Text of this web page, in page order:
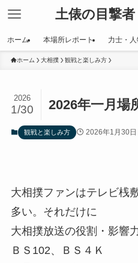
土俵の目撃者
ホーム 本場所レポート 力士・
ホーム 大相撲 観戦と楽しみ方
2026年一月場
2026
1/30
観戦と楽しみ方 2026年1月30日
大相撲ファンはテレビ桟
多い。それだけに
大相撲放送の役割・影響
ＢＳ102、ＢＳ４Ｋ